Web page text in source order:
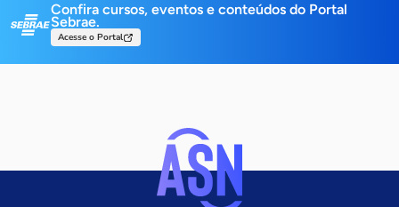
Confira cursos, eventos e conteúdos do Portal
Sebrae.
Acesse o Portal